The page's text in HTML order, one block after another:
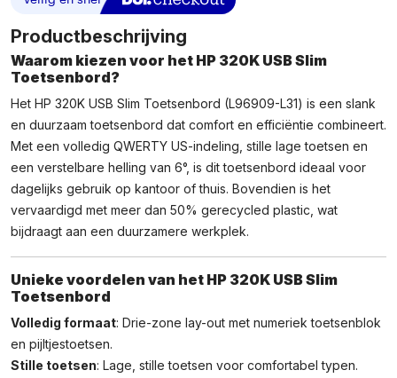
Toetsenbord
QWERTY
US
Aantal
Productbeschrijving
Waarom kiezen voor het HP 320K USB Slim
Toetsenbord?
Het HP 320K USB Slim Toetsenbord (L96909-L31) is een slank
en duurzaam toetsenbord dat comfort en efficiëntie combineert.
Met een volledig QWERTY US-indeling, stille lage toetsen en
een verstelbare helling van 6°, is dit toetsenbord ideaal voor
dagelijks gebruik op kantoor of thuis. Bovendien is het
vervaardigd met meer dan 50% gerecycled plastic, wat
bijdraagt aan een duurzamere werkplek.
Unieke voordelen van het HP 320K USB Slim
Toetsenbord
Volledig formaat: Drie-zone lay-out met numeriek toetsenblok
en pijltjestoetsen.
Stille toetsen: Lage, stille toetsen voor comfortabel typen.